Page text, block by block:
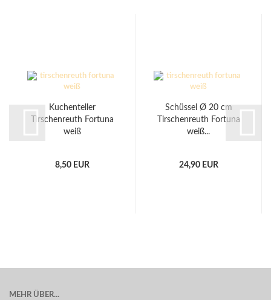
Kuchenteller
Tirschenreuth Fortuna
weiß
8,50 EUR
Schüssel Ø 20 cm
Tirschenreuth Fortuna
weiß...
24,90 EUR
MEHR ÜBER...